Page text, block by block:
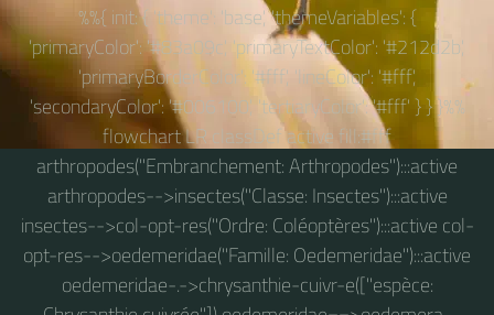
%%{ init: { 'theme': 'base', 'themeVariables': {
'primaryColor': '#83a09c', 'primaryTextColor': '#212d2b',
'primaryBorderColor': '#fff', 'lineColor': '#fff',
'secondaryColor': '#006100', 'tertiaryColor': '#fff' } } }%%
flowchart LR classDef active fill:#fff
arthropodes("Embranchement: Arthropodes"):::active
arthropodes-->insectes("Classe: Insectes"):::active
insectes-->col-opt-res("Ordre: Coléoptères"):::active col-
opt-res-->oedemeridae("Famille: Oedemeridae"):::active
oedemeridae-.->chrysanthie-cuivr-e(["espèce: